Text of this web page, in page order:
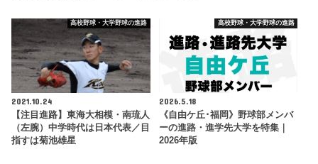
高校野球・大学野球の進路
2021.10.24
【注目進路】東海大相模・南琉人
（左腕）中学時代は日本代表／目
指すは菊池雄星
高校野球・大学野球の進路
2026.5.18
《自由ケ丘･福岡》野球部メンバ
ーの進路・進学先大学を特集｜
2026年版